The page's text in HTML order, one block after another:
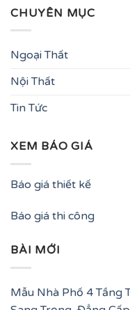
CHUYÊN MỤC
Ngoại Thất
Nội Thất
Tin Tức
XEM BÁO GIÁ
Báo giá thiết kế
Báo giá thi công
BÀI MỚI
Mẫu Nhà Phố 4 Tầng